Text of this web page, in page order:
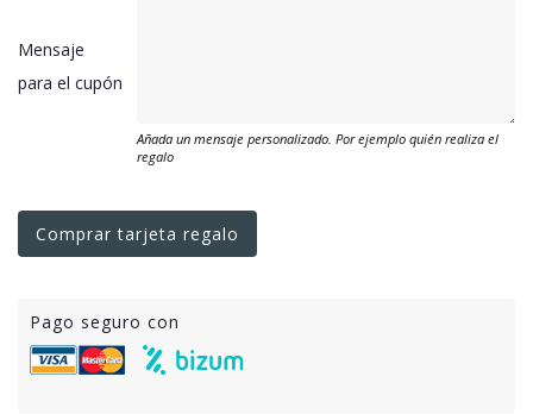
Mensaje
para el cupón
Añada un mensaje personalizado. Por ejemplo quién realiza el
regalo
Comprar tarjeta regalo
Pago seguro con